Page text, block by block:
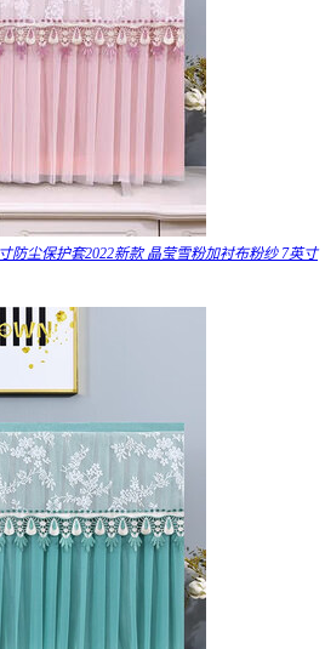
防尘保护套2022新款 晶莹雪粉加衬布粉纱 7英寸